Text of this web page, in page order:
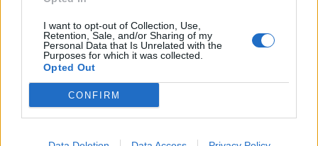
I want to opt-out of Collection, Use,
Retention, Sale, and/or Sharing of my
Personal Data that Is Unrelated with the
Purposes for which it was collected.
Opted Out
CONFIRM